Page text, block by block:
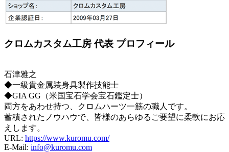
クロムカスタム工房 代表 プロフィール
石津雅之
◆一級貴金属装身具製作技能士
◆GIA GG（米国宝石学会宝石鑑定士）
両方をあわせ持つ、クロムハーツ一筋の職人です。
蓄積されたノウハウで、皆様のあらゆるご要望に柔軟にお応
えします。
URL: https://www.kuromu.com/
E-Mail: info@kuromu.com